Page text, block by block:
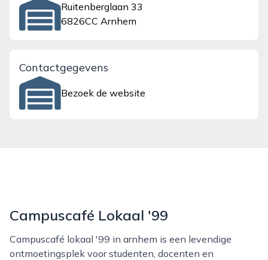
Ruitenberglaan 33
6826CC Arnhem
Contactgegevens
Bezoek de website
Campuscafé Lokaal '99
Campuscafé lokaal '99 in arnhem is een levendige
ontmoetingsplek voor studenten, docenten en